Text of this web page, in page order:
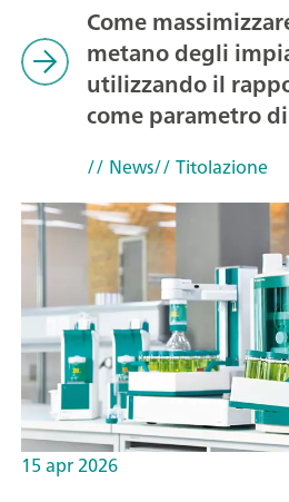
Come
metano degli
utilizzando il
come parametro
// News// Titolazione
15 apr 2026